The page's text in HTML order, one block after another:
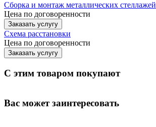
Сборка и монтаж металлических стеллажей
Цена по договоренности
Заказать услугу
Схема расстановки
Цена по договоренности
Заказать услугу
С этим товаром покупают
Вас может заинтересовать